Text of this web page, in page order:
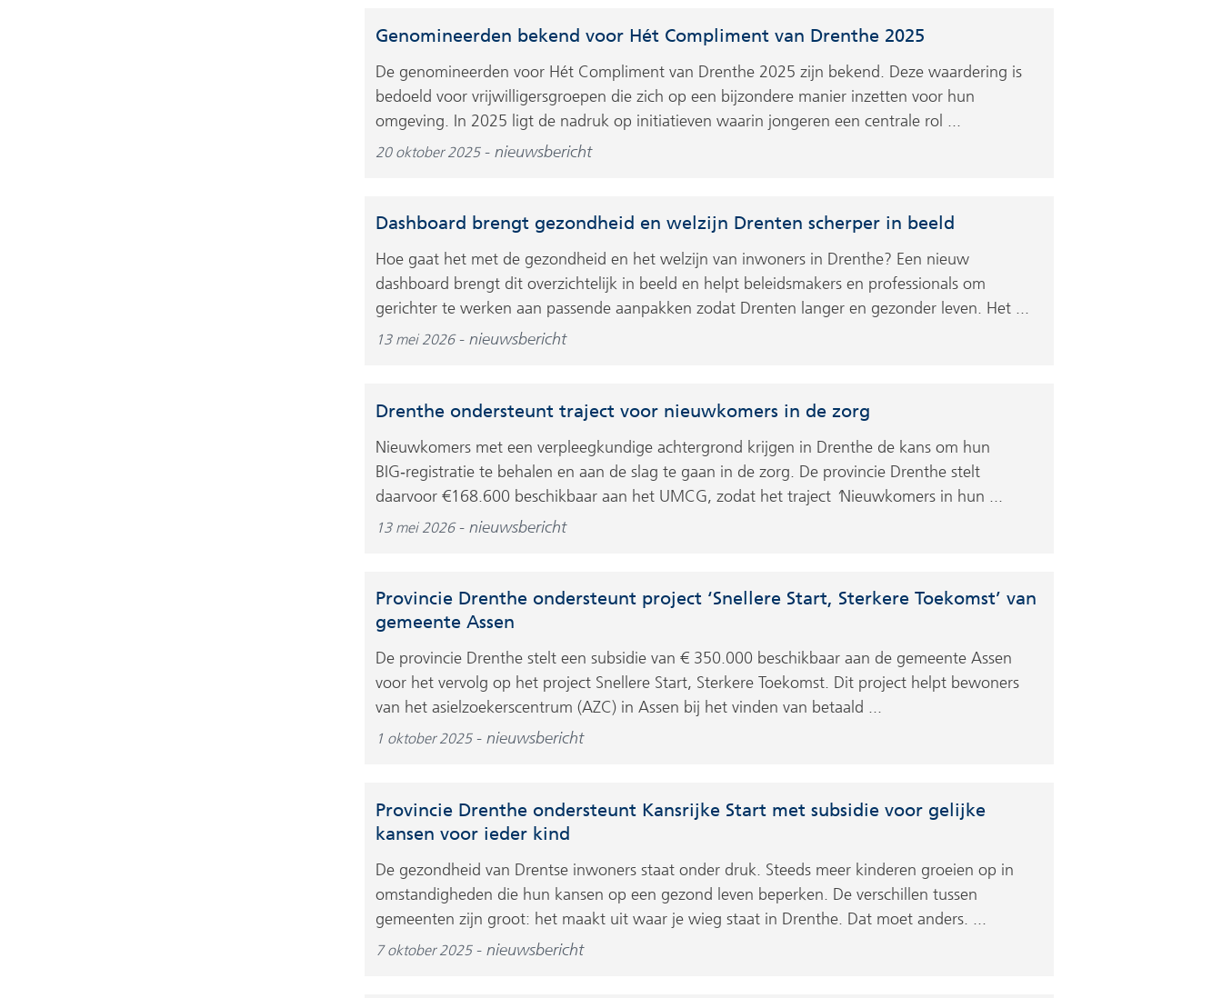
Genomineerden bekend voor Hét Compliment van Drenthe 2025
De genomineerden voor Hét Compliment van Drenthe 2025 zijn bekend. Deze waardering is
bedoeld voor vrijwilligersgroepen die zich op een bijzondere manier inzetten voor hun
omgeving. In 2025 ligt de nadruk op initiatieven waarin jongeren een centrale rol ...
20 oktober 2025 nieuwsbericht
Dashboard brengt gezondheid en welzijn Drenten scherper in beeld
Hoe gaat het met de gezondheid en het welzijn van inwoners in Drenthe? Een nieuw
dashboard brengt dit overzichtelijk in beeld en helpt beleidsmakers en professionals om
gerichter te werken aan passende aanpakken zodat Drenten langer en gezonder leven. Het ...
13 mei 2026 nieuwsbericht
Drenthe ondersteunt traject voor nieuwkomers in de zorg
Nieuwkomers met een verpleegkundige achtergrond krijgen in Drenthe de kans om hun
BIG‑registratie te behalen en aan de slag te gaan in de zorg. De provincie Drenthe stelt
daarvoor €168.600 beschikbaar aan het UMCG, zodat het traject ‘Nieuwkomers in hun ...
13 mei 2026 nieuwsbericht
Provincie Drenthe ondersteunt project ‘Snellere Start, Sterkere Toekomst’ van
gemeente Assen
De provincie Drenthe stelt een subsidie van € 350.000 beschikbaar aan de gemeente Assen
voor het vervolg op het project Snellere Start, Sterkere Toekomst. Dit project helpt bewoners
van het asielzoekerscentrum (AZC) in Assen bij het vinden van betaald ...
1 oktober 2025 nieuwsbericht
Provincie Drenthe ondersteunt Kansrijke Start met subsidie voor gelijke
kansen voor ieder kind
De gezondheid van Drentse inwoners staat onder druk. Steeds meer kinderen groeien op in
omstandigheden die hun kansen op een gezond leven beperken. De verschillen tussen
gemeenten zijn groot: het maakt uit waar je wieg staat in Drenthe. Dat moet anders. ...
7 oktober 2025 nieuwsbericht